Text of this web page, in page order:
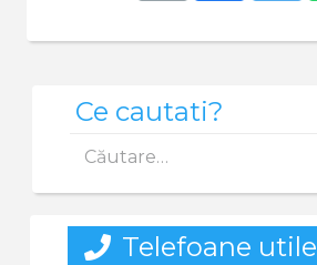
Ce cautati?
după:
Telefoane utile